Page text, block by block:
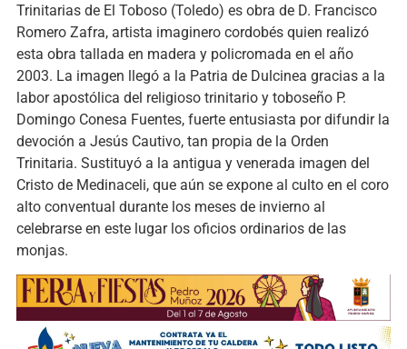
Trinitarias de El Toboso (Toledo) es obra de D. Francisco
Romero Zafra, artista imaginero cordobés quien realizó
esta obra tallada en madera y policromada en el año
2003. La imagen llegó a la Patria de Dulcinea gracias a la
labor apostólica del religioso trinitario y toboseño P.
Domingo Conesa Fuentes, fuerte entusiasta por difundir la
devoción a Jesús Cautivo, tan propia de la Orden
Trinitaria. Sustituyó a la antigua y venerada imagen del
Cristo de Medinaceli, que aún se expone al culto en el coro
alto conventual durante los meses de invierno al
celebrarse en este lugar los oficios ordinarios de las
monjas.